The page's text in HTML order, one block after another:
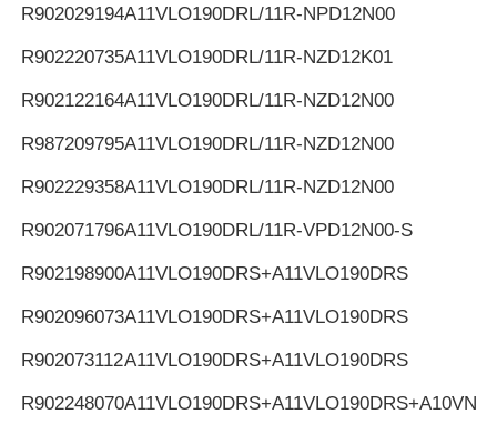
R902029194A11VLO190DRL/11R-NPD12N00
R902220735A11VLO190DRL/11R-NZD12K01
R902122164A11VLO190DRL/11R-NZD12N00
R987209795A11VLO190DRL/11R-NZD12N00
R902229358A11VLO190DRL/11R-NZD12N00
R902071796A11VLO190DRL/11R-VPD12N00-S
R902198900A11VLO190DRS+A11VLO190DRS
R902096073A11VLO190DRS+A11VLO190DRS
R902073112A11VLO190DRS+A11VLO190DRS
R902248070